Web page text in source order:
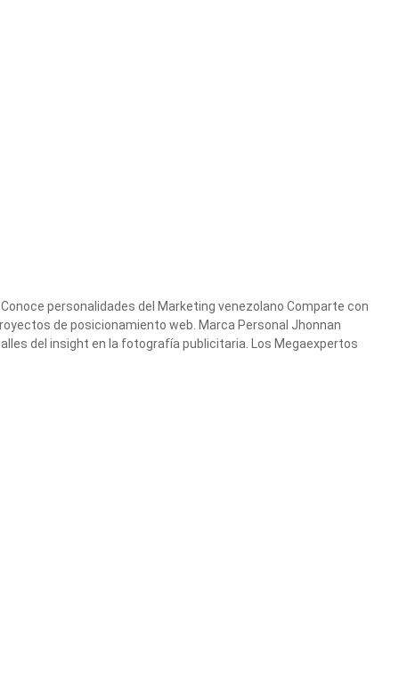
personalidades del Marketing venezolano Comparte con
de posicionamiento web. Marca Personal Jhonnan
del insight en la fotografía publicitaria. Los Megaexpertos